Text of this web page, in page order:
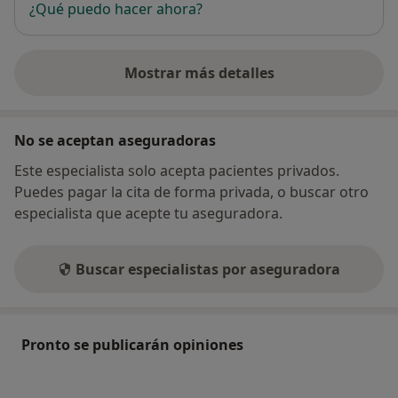
¿Qué puedo hacer ahora?
Mostrar más detalles
sobre la dirección
No se aceptan aseguradoras
Este especialista solo acepta pacientes privados.
Puedes pagar la cita de forma privada, o buscar otro
especialista que acepte tu aseguradora.
Buscar especialistas por aseguradora
Pronto se publicarán opiniones